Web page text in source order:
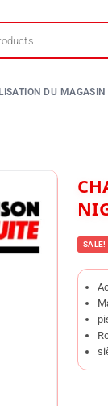
CHAISE GAMER DRIFT DR275
SALE!